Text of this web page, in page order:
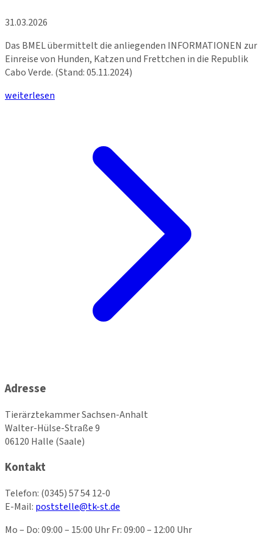
31.03.2026
Das BMEL übermittelt die anliegenden INFORMATIONEN zur
Einreise von Hunden, Katzen und Frettchen in die Republik
Cabo Verde. (Stand: 05.11.2024)
weiterlesen
Adresse
Tierärztekammer Sachsen-Anhalt
Walter-Hülse-Straße 9
06120 Halle (Saale)
Kontakt
Telefon: (0345) 57 54 12-0
E-Mail: poststelle@tk-st.de
Mo – Do: 09:00 – 15:00 Uhr Fr: 09:00 – 12:00 Uhr